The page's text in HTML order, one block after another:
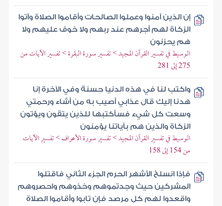
إن الذين آمنوا وعملوا الصالحات وأقاموا الصلاة وآتوا
الزكاة لهم أجرهم عند ربهم ولا خوف عليهم ولا
هم يحزنون
الوسيط في تفسير القرآن المجيد > تفسير سورة البقرة > تفسير الآيات من
275 إلى 281
واكتب لنا في هذه الدنيا حسنة وفي الآخرة إنا
هدنا إليك قال عذابي أصيب به من أشاء ورحمتي
وسعت كل شيء فسأكتبها للذين يتقون ويؤتون
الزكاة والذين هم بآياتنا يؤمنون
الوسيط في تفسير القرآن المجيد > تفسير سورة الأعراف > تفسير الآيات
من 154 إلى 158
فإذا انسلخ الأشهر الحرم الجزء الثاني فاقتلوا
المشركين حيث وجدتموهم وخذوهم واحصروهم
واقعدوا لهم كل مرصد فإن تابوا وأقاموا الصلاة